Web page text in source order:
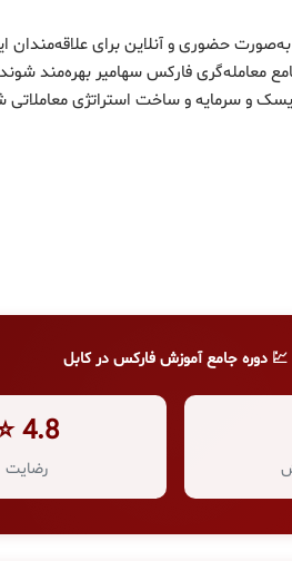
حضوری و آنلاین برای
معامله‌گری فارکس سهامیر بهره‌مند
ریسک و سرمایه و ساخت استراتژی
💹 دوره جامع آموزش فارکس در کابل
4.8 ⭐
رضایت